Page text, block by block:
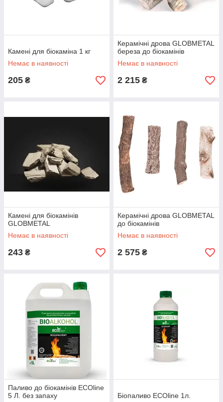
Камені для біокаміна 1 кг
Немає в наявності
205 ₴
Керамічні дрова GLOBMETAL
береза до біокамінів
Немає в наявності
2 215 ₴
Камені для біокамінів
GLOBMETAL
Немає в наявності
243 ₴
Керамічні дрова GLOBMETAL
до біокамінів
Немає в наявності
2 575 ₴
Паливо до біокамінів ECOline
5 Л. без запаху
Біопаливо ECOline 1л.